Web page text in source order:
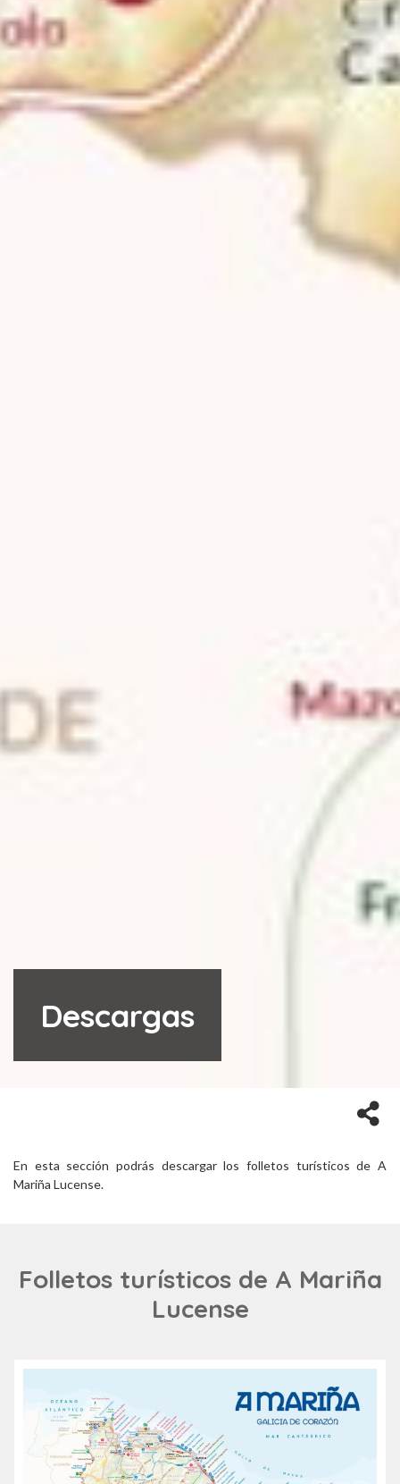
Descargas
En esta sección podrás descargar los folletos turísticos de A
Mariña Lucense.
Folletos turísticos de A Mariña
Lucense